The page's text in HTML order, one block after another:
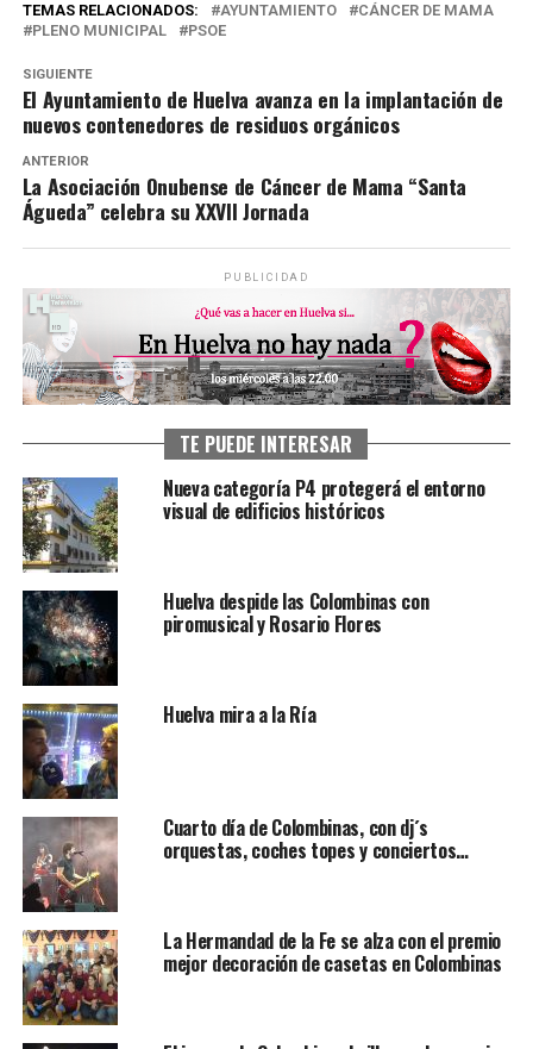
TEMAS RELACIONADOS: AYUNTAMIENTO
CÁNCER DE MAMA
PLENO MUNICIPAL
PSOE
SIGUIENTE
El Ayuntamiento de Huelva avanza en la implantación de
nuevos contenedores de residuos orgánicos
ANTERIOR
La Asociación Onubense de Cáncer de Mama “Santa
Águeda” celebra su XXVII Jornada
PUBLICIDAD
TE PUEDE INTERESAR
Nueva categoría P4 protegerá el entorno
visual de edificios históricos
Huelva despide las Colombinas con
piromusical y Rosario Flores
Huelva mira a la Ría
Cuarto día de Colombinas, con dj´s
orquestas, coches topes y conciertos…
La Hermandad de la Fe se alza con el premio
mejor decoración de casetas en Colombinas